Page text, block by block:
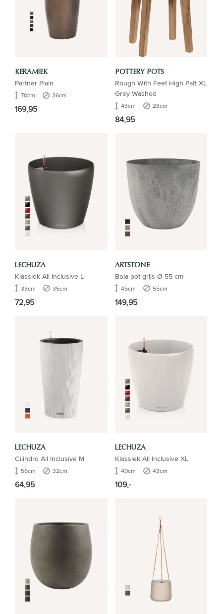
KERAMIEK
Partner Plain
70cm 36cm
169,95
POTTERY POTS
Rough With Feet High Patt XL
Grey Washed
43cm 23cm
84,95
LECHUZA
Klassiek All Inclusive L
33cm 35cm
72,95
ARTSTONE
Bola pot grijs Ø 55 cm
45cm 55cm
149,95
LECHUZA
Cilindro All Inclusive M
56cm 32cm
64,95
LECHUZA
Klassiek All Inclusive XL
40cm 43cm
109,-